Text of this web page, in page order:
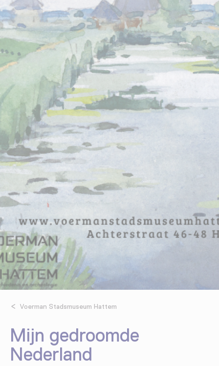
Voerman Stadsmuseum Hattem
Mijn gedroomde
Nederland